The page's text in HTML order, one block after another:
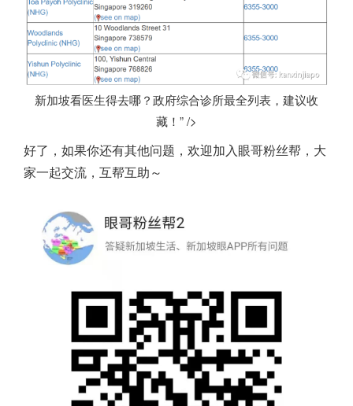
新加坡看医生得去哪？政府综合诊所最全列表，建议收
藏！” />
好了，如果你还有其他问题，欢迎加入眼哥粉丝帮，大
家一起交流，互帮互助～